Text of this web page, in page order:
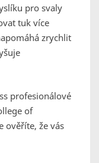
pro svaly
tuk více
zrychlit
profesionálové
of
ověříte, že vás